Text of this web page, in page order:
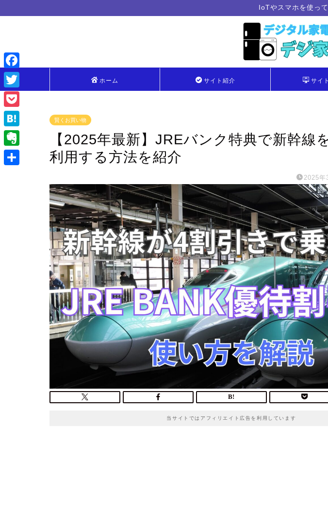
IoTやスマホを使っ
ホーム サイト紹介 サイ
賢くお買い物
【2025年最新】JREバンク特典で新幹線
利用する方法を紹介
2025年
当サイトではアフィリエイト広告を利用しています
F
a
c
e
b
o
T
w
i
P
o
c
k
H
a
t
E